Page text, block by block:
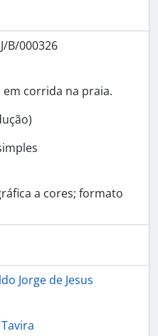
B/000326
corrida na praia.
a cores; formato
Jorge de Jesus